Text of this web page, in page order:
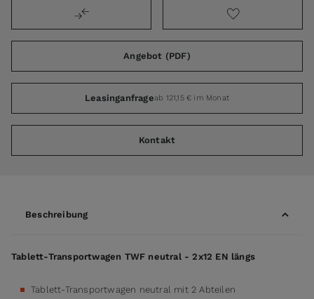
Angebot (PDF)
Leasinganfrageab 121,15 € im Monat
Kontakt
Beschreibung
Tablett-Transportwagen TWF neutral - 2x12 EN längs
Tablett-Transportwagen neutral mit 2 Abteilen